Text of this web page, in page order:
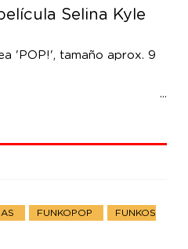
Selina Kyle
'POP!', tamaño aprox. 9
FUNKOPOP FUNKOS